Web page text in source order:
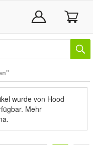
wurde von Hood
Mehr